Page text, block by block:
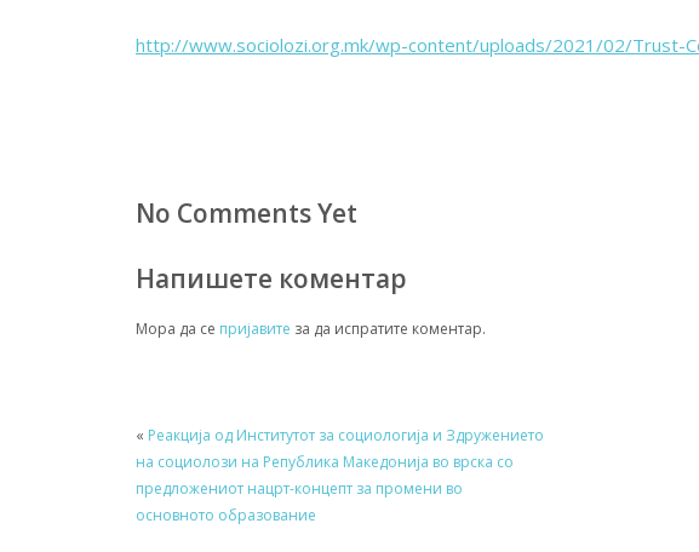
http://www.sociolozi.org.mk/wp-content/uploads/2021/02/Trust-
No Comments Yet
Напишете коментар
Мора да се пријавите за да испратите коментар.
« Реакција од Институтот за социологија и Здружението
на социолози на Република Македонија во врска со
предложениот нацрт-концепт за промени во
основното образование